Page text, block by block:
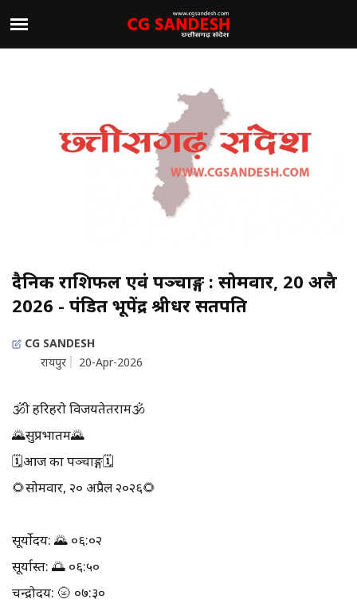
दैनिक राशिफल एवं पञ्चाङ्ग : सोमवार, 20 अप्रैल
2026 - पंडित भूपेंद्र श्रीधर सतपति
CG SANDESH
रायपुर
20-Apr-2026
🕉श्री हरिहरो विजयतेतराम🕉
🌄सुप्रभातम🌄
🗓आज का पञ्चाङ्ग🗓
🌻सोमवार, २० अप्रैल २०२६🌻
सूर्योदय: 🌄 ०६:०२
सूर्यास्त: 🌅 ०६:५०
चन्द्रोदय: 🌝 ०७:३०